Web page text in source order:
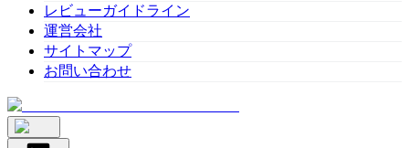
レビューガイドライン
運営会社
サイトマップ
お問い合わせ